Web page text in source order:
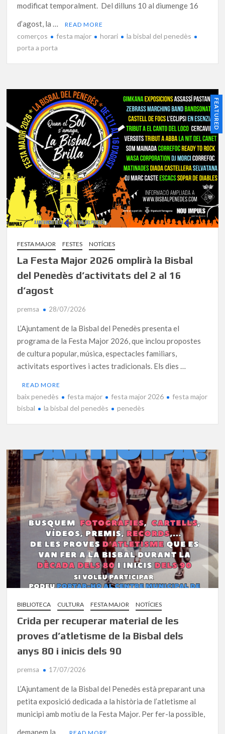
modificat temporalment. Del dilluns 10 al diumenge 16
d’agost, la …
READ MORE
comerços festa major horari
la bisbal del penedès
porta a porta
FEATURED
FESTA MAJOR FESTES NOTÍCIES
La Festa Major 2026 omplirà la Bisbal
del Penedès d’activitats del 2 al 16
d’agost
premsa 28/07/2026
L’Ajuntament de la Bisbal del Penedès presenta el
programa de la Festa Major 2026, que inclou propostes
de cultura popular, música, espectacles familiars,
activitats esportives i actes tradicionals. Els dies …
READ MORE
baix penedès festa major festa major 2026
festa major
bisbal
la bisbal del penedès penedès
BIBLIOTECA CULTURA FESTA MAJOR NOTÍCIES
Crida per recuperar material de les
proves d’atletisme de la Bisbal dels
anys 80 i inicis dels 90
premsa 17/07/2026
L’Ajuntament de la Bisbal del Penedès està preparant una
petita exposició dedicada a la història de l’atletisme al
municipi amb motiu de la Festa Major. Per fer-la possible,
demanem la …